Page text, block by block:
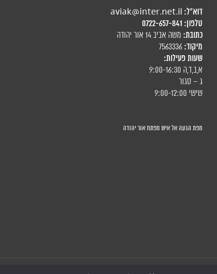
דוא"ל: aviak@inter.net.il
טלפון: 0722-657-841
כתובת: משה אביב 14 אור יהודה
מיקוד: 7563336
שעות פעילות:
א,ב,ד,ה 9:00-16:30
ג – סגור
שישי 9:00-12:00
מפת הגעה אל איש מפתח אור יהודה
כל הזכויות שמורות © איש מפתח